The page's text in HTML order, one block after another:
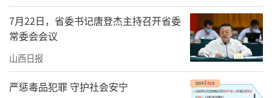
7月22日，省委书记唐登杰主持召开省委
常委会会议
山西日报
严惩毒品犯罪 守护社会安宁